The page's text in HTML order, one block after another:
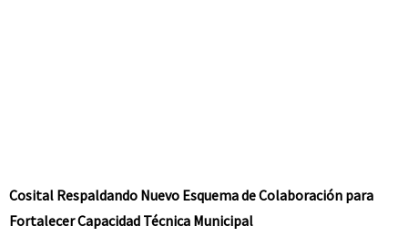
Cosital Respaldando Nuevo Esquema de Colaboración para
Fortalecer Capacidad Técnica Municipal